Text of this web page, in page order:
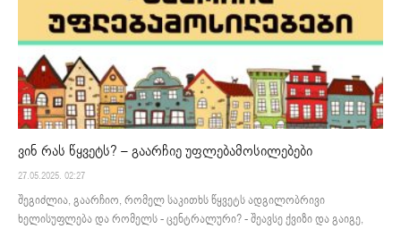
ვინ რას წყვეტს? – გაარჩიე უფლებამოსილებები
27.05.2025. 02:27
შეგიძლია, გაარჩიო, რომელ საკითხს წყვეტს ადგილობრივი
ხელისუფლება და რომელს - ცენტრალური? - შეავსე ქვიზი და გაიგე,